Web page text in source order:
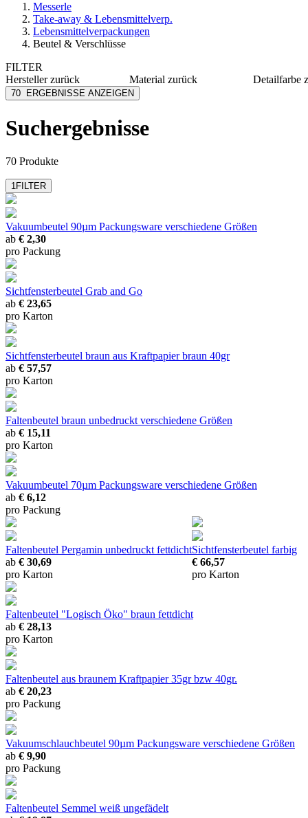
Messerle
Take-away & Lebensmittelverp.
Lebensmittelverpackungen
Beutel & Verschlüsse
FILTER
Herstellerzurück
Duni eco echo
Folia
LOGISCH ÖKO
mehr anzeigen
Material zurück
Papier
Detailfarbe
70 ERGEBNISSE ANZEIGEN
Suchergebnisse
70 Produkte
1FILTER
Vakuumbeutel 90µm Packungsware verschiedene Größen
ab € 2,30
pro Packung
Sichtfensterbeutel Grab and Go
ab € 23,65
pro Karton
Sichtfensterbeutel braun aus Kraftpapier braun 40gr
ab € 57,57
pro Karton
Faltenbeutel braun unbedruckt verschiedene Größen
ab € 15,11
pro Karton
Vakuumbeutel 70µm Packungsware verschiedene Größen
ab € 6,12
pro Packung
Faltenbeutel Pergamin unbedruckt fettdicht
ab € 30,69
pro Karton
Sichtfensterbeutel farbig
€ 66,57
pro Karton
Faltenbeutel "Logisch Öko" braun fettdicht
ab € 28,13
pro Karton
Faltenbeutel aus braunem Kraftpapier 35gr bzw 40gr.
ab € 20,23
pro Packung
Vakuumschlauchbeutel 90µm Packungsware verschiedene Größen
ab € 9,90
pro Packung
Faltenbeutel Semmel weiß ungefädelt